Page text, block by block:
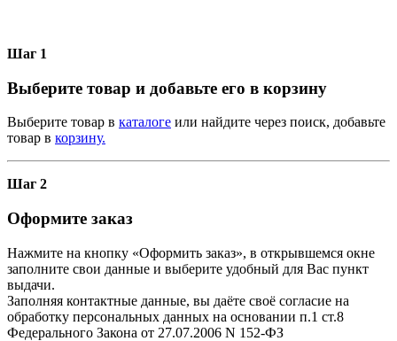
Шаг 1
Выберите товар и добавьте его в корзину
Выберите товар в каталоге или найдите через поиск, добавьте
товар в корзину.
Шаг 2
Оформите заказ
Нажмите на кнопку «Оформить заказ», в открывшемся окне
заполните свои данные и выберите удобный для Вас пункт
выдачи.
Заполняя контактные данные, вы даёте своё согласие на
обработку персональных данных на основании п.1 ст.8
Федерального Закона от 27.07.2006 N 152-ФЗ